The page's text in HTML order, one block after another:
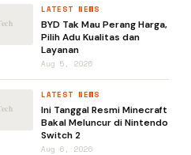
LATEST NEWS
BYD Tak Mau Perang Harga,
Pilih Adu Kualitas dan
Layanan
Aug 5, 2026
LATEST NEWS
Ini Tanggal Resmi Minecraft
Bakal Meluncur di Nintendo
Switch 2
Aug 6, 2026